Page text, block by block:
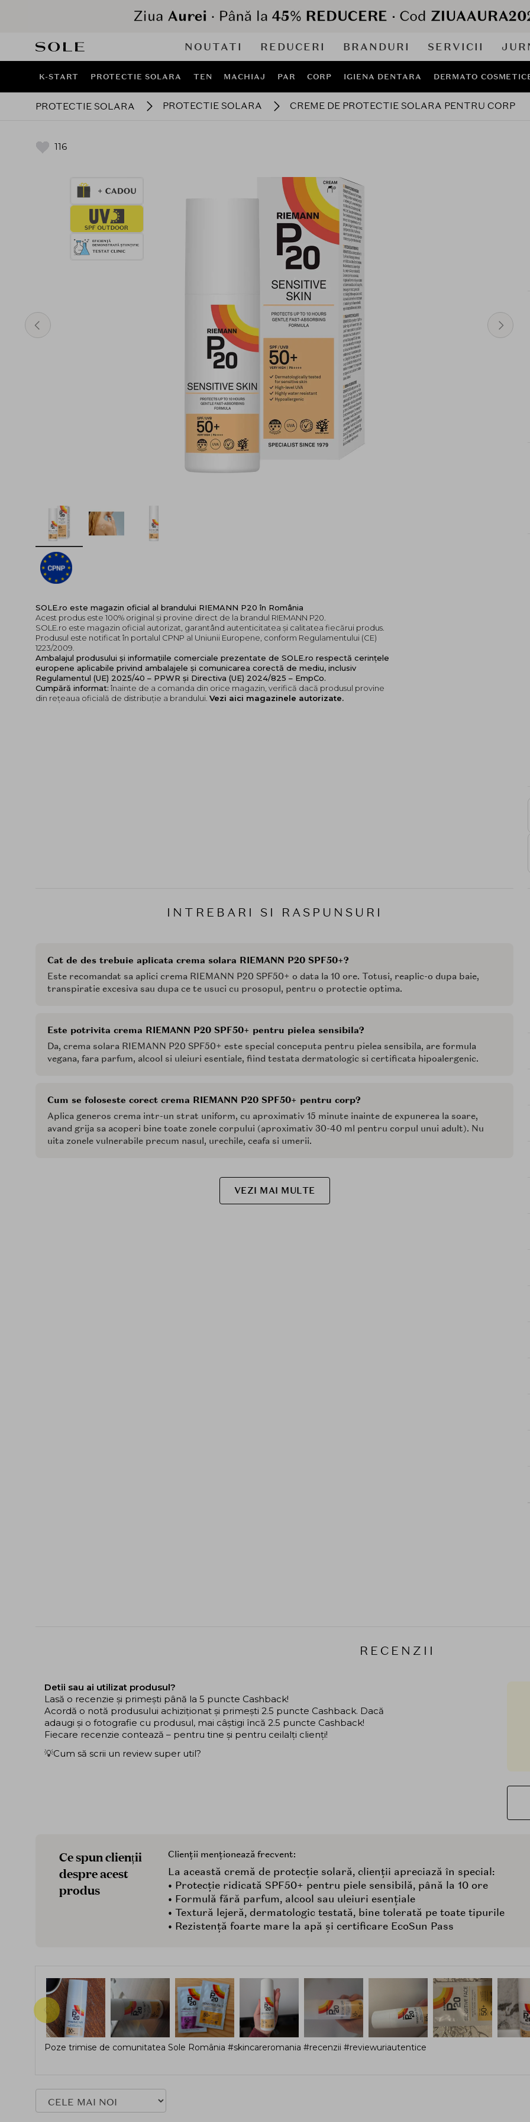
NOUTATI REDUCERI BRANDURI SERVICII
K-START PROTECTIE SOLARA TEN MACHIAJ PAR CORP IGIENA DENTARA DERMATO
PROTECTIE SOLARA PROTECTIE SOLARA CREME DE PROTECTIE SOLARA PENTRU CORP
116
SOLE.ro este magazin oficial al brandului RIEMANN P20 în România
Acest produs este 100% original și provine direct de la brandul RIEMANN P20.
SOLE.ro este magazin oficial autorizat, garantând autenticitatea și calitatea fiecărui produs.
Produsul este notificat în portalul CPNP al Uniunii Europene, conform Regulamentului (CE)
1223/2009.
Ambalajul produsului și informațiile comerciale prezentate de SOLE.ro respectă cerințele
europene aplicabile privind ambalajele și comunicarea corectă de mediu, inclusiv
Regulamentul (UE) 2025/40 – PPWR și Directiva (UE) 2024/825 – EmpCo.
Cumpără informat: înainte de a comanda din orice magazin, verifică dacă produsul provine
din rețeaua oficială de distribuție a brandului. Vezi aici magazinele autorizate.
INTREBARI SI RASPUNSURI
Cat de des trebuie aplicata crema solara RIEMANN P20 SPF50+?
Este recomandat sa aplici crema RIEMANN P20 SPF50+ o data la 10 ore. Totusi, reaplic-o dupa baie,
transpiratie excesiva sau dupa ce te usuci cu prosopul, pentru o protectie optima.
Este potrivita crema RIEMANN P20 SPF50+ pentru pielea sensibila?
Da, crema solara RIEMANN P20 SPF50+ este special conceputa pentru pielea sensibila, are formula
vegana, fara parfum, alcool si uleiuri esentiale, fiind testata dermatologic si certificata hipoalergenic.
Cum se foloseste corect crema RIEMANN P20 SPF50+ pentru corp?
Aplica generos crema intr-un strat uniform, cu aproximativ 15 minute inainte de expunerea la soare,
avand grija sa acoperi bine toate zonele corpului (aproximativ 30-40 ml pentru corpul unui adult). Nu
uita zonele vulnerabile precum nasul, urechile, ceafa si umerii.
VEZI MAI MULTE
RECENZII
Detii sau ai utilizat produsul?
Lasă o recenzie și primești până la 5 puncte Cashback!
Acordă o notă produsului achiziționat și primești 2.5 puncte Cashback. Dacă
adaugi și o fotografie cu produsul, mai câștigi încă 2.5 puncte Cashback!
Fiecare recenzie contează – pentru tine și pentru ceilalți clienți!
💡Cum să scrii un review super util?
Ce spun clienții
despre acest
produs
Clienții menționează frecvent:
La această cremă de protecție solară, clienții apreciază în special:
• Protecție ridicată SPF50+ pentru piele sensibilă, până la 10 ore
• Formulă fără parfum, alcool sau uleiuri esențiale
• Textură lejeră, dermatologic testată, bine tolerată pe toate tipurile
• Rezistență foarte mare la apă și certificare EcoSun Pass
Poze trimise de comunitatea Sole România #skincareromania #recenzii #reviewuriautentice